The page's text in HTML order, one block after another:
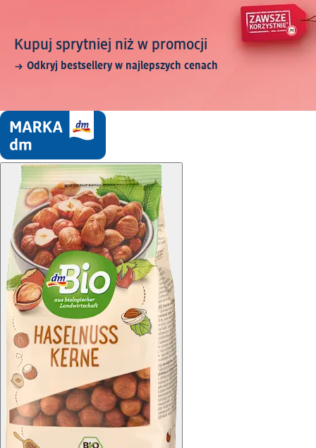
Kupuj sprytniej niż w promocji
Odkryj bestsellery w najlepszych cenach